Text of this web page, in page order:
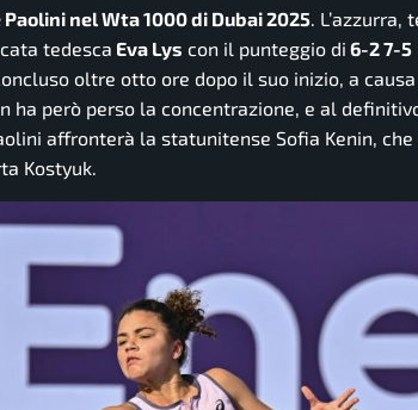
nel Wta 1000 di Dubai 2025.
tedesca Eva Lys con il punteggio di 6-2 7-5
oltre otto ore dopo il suo inizio, a
ha però perso la concentrazione, e al
affronterà la statunitense Sofia Kenin,
Kostyuk.